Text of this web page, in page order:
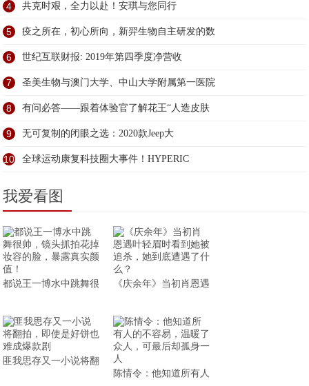
4 共克时艰，全力以赴！安琪与您同行
5 疫之所在，初心所向，新羿生物自主研发的数
6 世纪互联财报: 2019年第四季度净营收
7 圣美生物与澳门大学、中山大学附属第一医院
8 有问必答——跟着体验官了解花王“人造皮肤
9 无可复制的闭眼之选：2020款Jeep大
10 全球运动康复科技圈大事件！HYPERIC
我爱看图
都说王一博水中跳舞很 《庆余年》当初肖恩遇
匪我思存又一小说将翻
陈情令：他知道所有人